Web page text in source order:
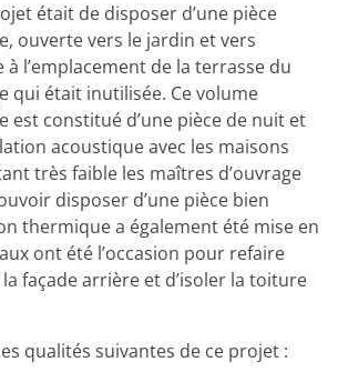
était de disposer d’une pièce
ouverte vers le jardin et vers
à l’emplacement de la terrasse du
qui était inutilisée. Ce volume
est constitué d’une pièce de nuit et
acoustique avec les maisons
très faible les maîtres d’ouvrage
disposer d’une pièce bien
thermique a également été mise en
ont été l’occasion pour refaire
façade arrière et d’isoler la toiture
qualités suivantes de ce projet :